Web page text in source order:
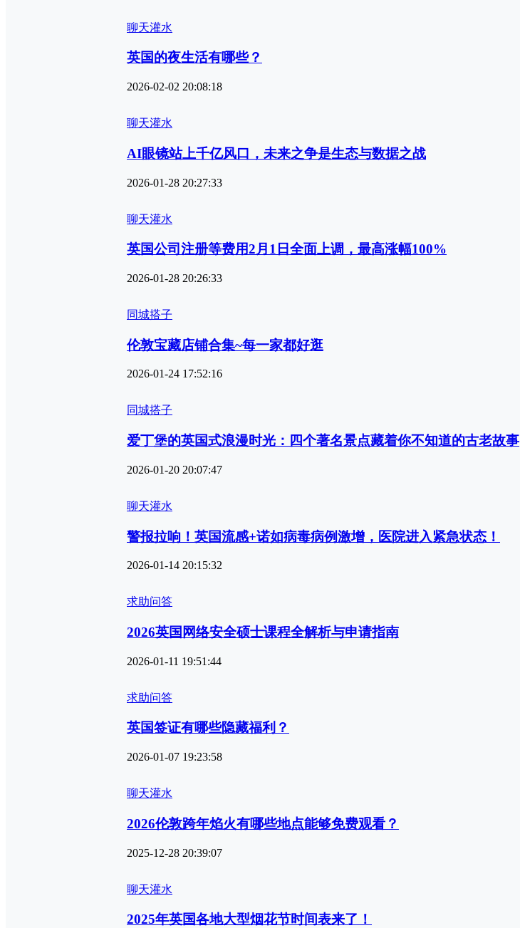
聊天灌水
英国的夜生活有哪些？
2026-02-02 20:08:18
聊天灌水
AI眼镜站上千亿风口，未来之争是生态与数据之战
2026-01-28 20:27:33
聊天灌水
英国公司注册等费用2月1日全面上调，最高涨幅100%
2026-01-28 20:26:33
同城搭子
伦敦宝藏店铺合集~每一家都好逛
2026-01-24 17:52:16
同城搭子
爱丁堡的英国式浪漫时光：四个著名景点藏着你不知道的古老故事
2026-01-20 20:07:47
聊天灌水
警报拉响！英国流感+诺如病毒病例激增，医院进入紧急状态！
2026-01-14 20:15:32
求助问答
2026英国网络安全硕士课程全解析与申请指南
2026-01-11 19:51:44
求助问答
英国签证有哪些隐藏福利？
2026-01-07 19:23:58
聊天灌水
2026伦敦跨年焰火有哪些地点能够免费观看？
2025-12-28 20:39:07
聊天灌水
2025年英国各地大型烟花节时间表来了！